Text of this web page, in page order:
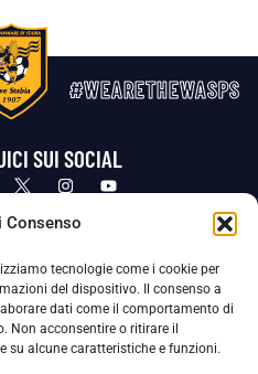
Consenso
tecnologie come i cookie per
del dispositivo. Il consenso a
dati come il comportamento di
Non acconsentire o ritirare il
su alcune caratteristiche e funzioni.
#WEARETHEWASPS
SUI SOCIAL
Cookie Policy
Personali (DPO), figura specializzata che vigila sulle modalità
per tutelare i Suoi dati personali.
DPO può scrivere a